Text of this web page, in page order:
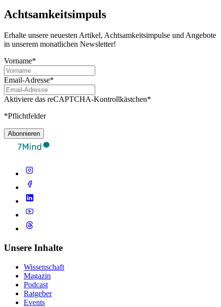
Achtsamkeitsimpuls
Erhalte unsere neuesten Artikel, Achtsamkeitsimpulse und Angebote
in unserem monatlichen Newsletter!
Vorname*
Email-Adresse*
Aktiviere das reCAPTCHA-Kontrollkästchen*
*Pflichtfelder
Abonnieren
Unsere Inhalte
Wissenschaft
Magazin
Podcast
Ratgeber
Events